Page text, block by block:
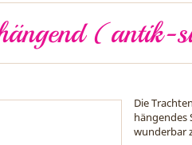
Die
hängendes
wunderbar